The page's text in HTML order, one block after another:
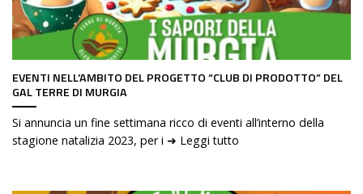
EVENTI NELL’AMBITO DEL PROGETTO “CLUB DI PRODOTTO” DEL
GAL TERRE DI MURGIA
Si annuncia un fine settimana ricco di eventi all’interno della
stagione natalizia 2023, per i ➜ Leggi tutto